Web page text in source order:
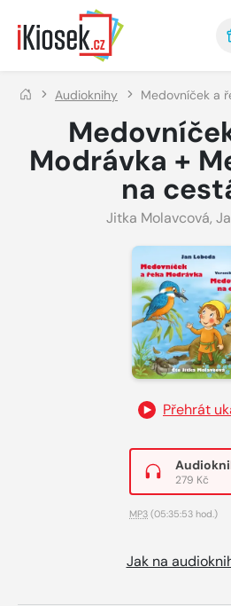
Přejít na hlavní obsah
Audioknihy Medovníček a
Modrávka +
na
Jitka Molavcová,
Přehrát
279 Kč
MP3 (05:35:53 hod.)
Jak na